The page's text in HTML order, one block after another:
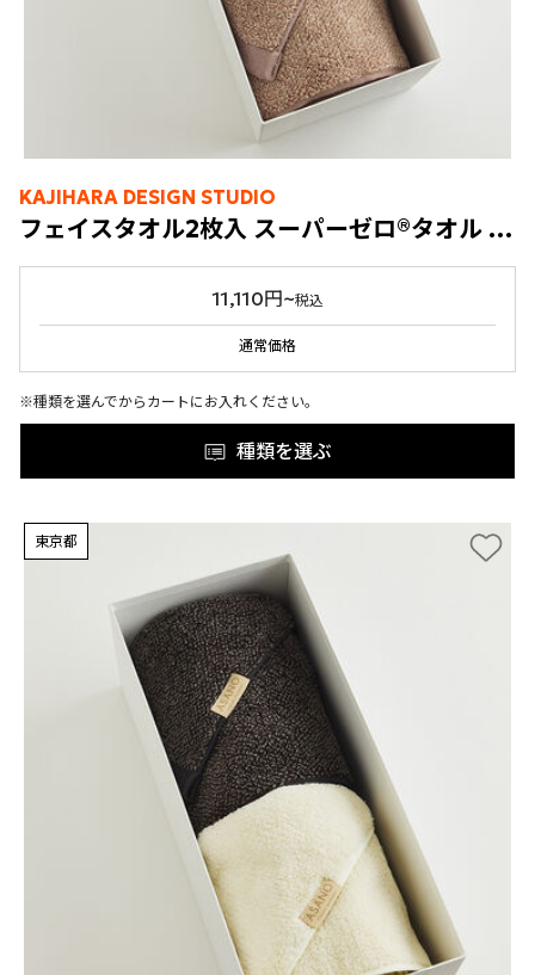
KAJIHARA DESIGN STUDIO
フェイスタオル2枚入 スーパーゼロ®タオル KASUMI
11,110円~税込
通常価格
※種類を選んでからカートにお入れください。
種類を選ぶ
東京都